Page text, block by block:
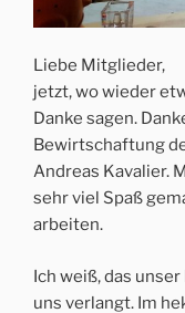
Liebe Mitglieder,
jetzt, wo wieder
Danke sagen.
Bewirtschaftung
Andreas Kavalier.
sehr viel Spaß
arbeiten.
Ich weiß, das
uns verlangt. Im